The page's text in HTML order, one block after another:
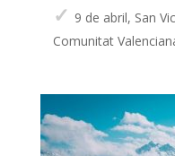
9 de abril, San
Comunitat